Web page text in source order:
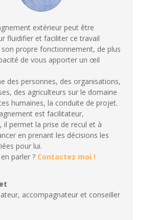
extérieur peut être
fluidifier et faciliter ce travail
son propre fonctionnement, de plus
de vous apporter un œil
des personnes, des organisations,
des agriculteurs sur le domaine
humaines, la conduite de projet.
est facilitateur,
il permet la prise de recul et à
en prenant les décisions les
pour lui.
parler ? Contactez moi !
accompagnateur et conseiller